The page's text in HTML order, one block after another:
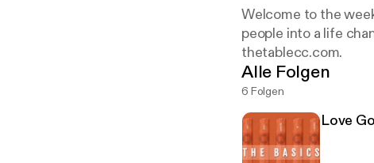
Welcome to the
people into a life
thetablecc.com.
Alle Folgen
6 Folgen
Love